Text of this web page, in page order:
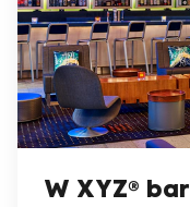
W XYZ® bar